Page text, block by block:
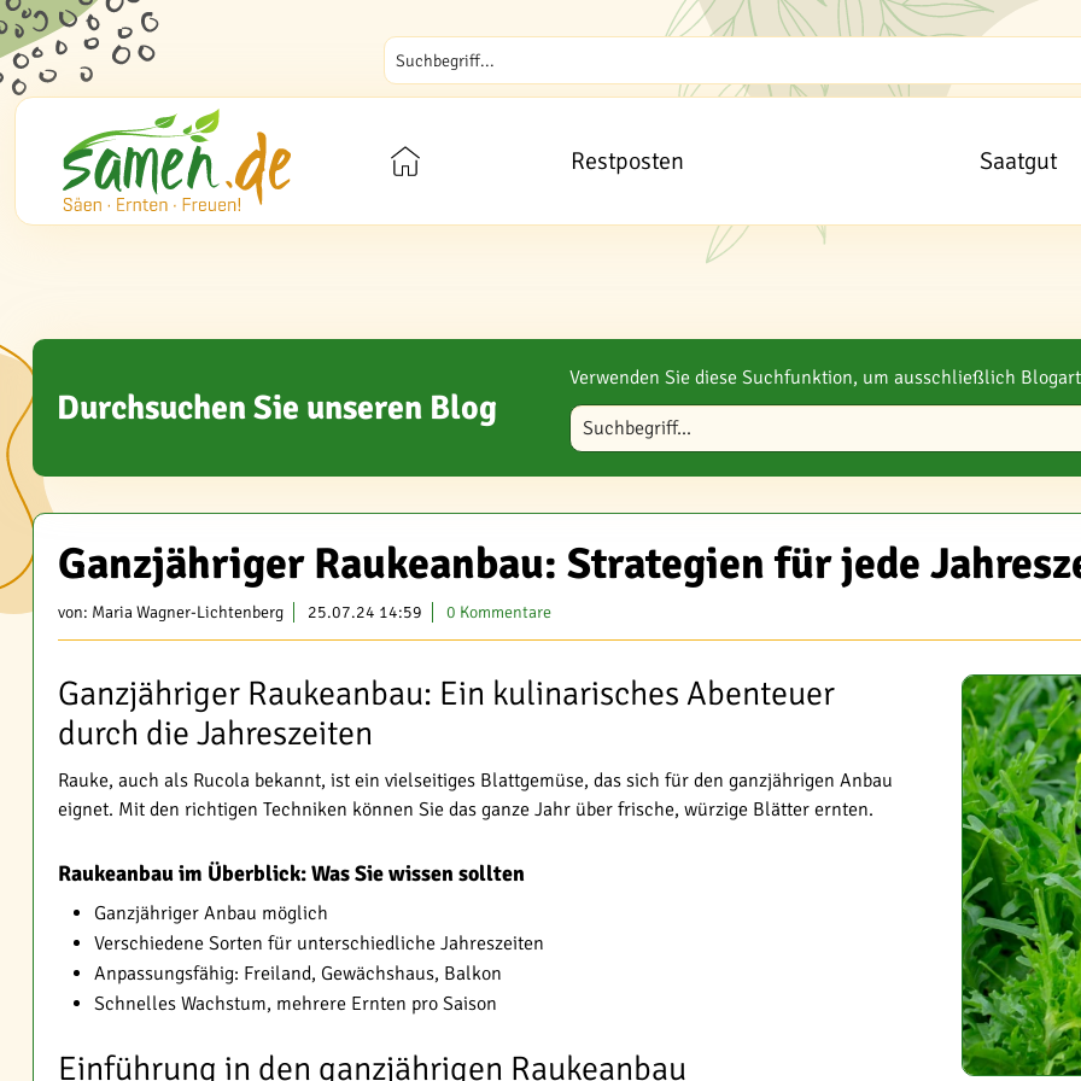
Restposten Saatgut
Durchsuchen Sie unseren Blog
Verwenden Sie diese Suchfunktion, um ausschließlich
Blog durchsuchen
Ganzjähriger Raukeanbau: Strategien für jede
von: Maria Wagner-Lichtenberg 25.07.24 14:59 0 Kommentare
Ganzjähriger Raukeanbau: Ein kulinarisches Abenteuer
durch die Jahreszeiten
Rauke, auch als Rucola bekannt, ist ein vielseitiges Blattgemüse, das sich für den ganzjährigen Anbau
eignet. Mit den richtigen Techniken können Sie das ganze Jahr über frische, würzige Blätter ernten.
Raukeanbau im Überblick: Was Sie wissen sollten
Ganzjähriger Anbau möglich
Verschiedene Sorten für unterschiedliche Jahreszeiten
Anpassungsfähig: Freiland, Gewächshaus, Balkon
Schnelles Wachstum, mehrere Ernten pro Saison
Einführung in den ganzjährigen Raukeanbau